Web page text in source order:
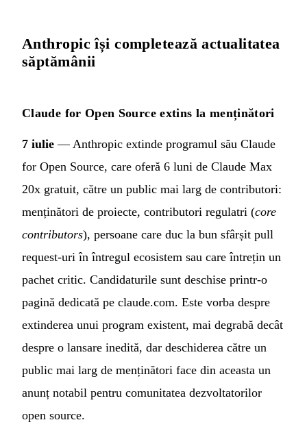
Anthropic își completează actualitatea
săptămânii
Claude for Open Source extins la menținători
7 iulie — Anthropic extinde programul său Claude
for Open Source, care oferă 6 luni de Claude Max
20x gratuit, către un public mai larg de contributori:
menținători de proiecte, contributori regulatri (core
contributors), persoane care duc la bun sfârșit pull
request-uri în întregul ecosistem sau care întrețin un
pachet critic. Candidaturile sunt deschise printr-o
pagină dedicată pe claude.com. Este vorba despre
extinderea unui program existent, mai degrabă decât
despre o lansare inedită, dar deschiderea către un
public mai larg de menținători face din aceasta un
anunț notabil pentru comunitatea dezvoltatorilor
open source.